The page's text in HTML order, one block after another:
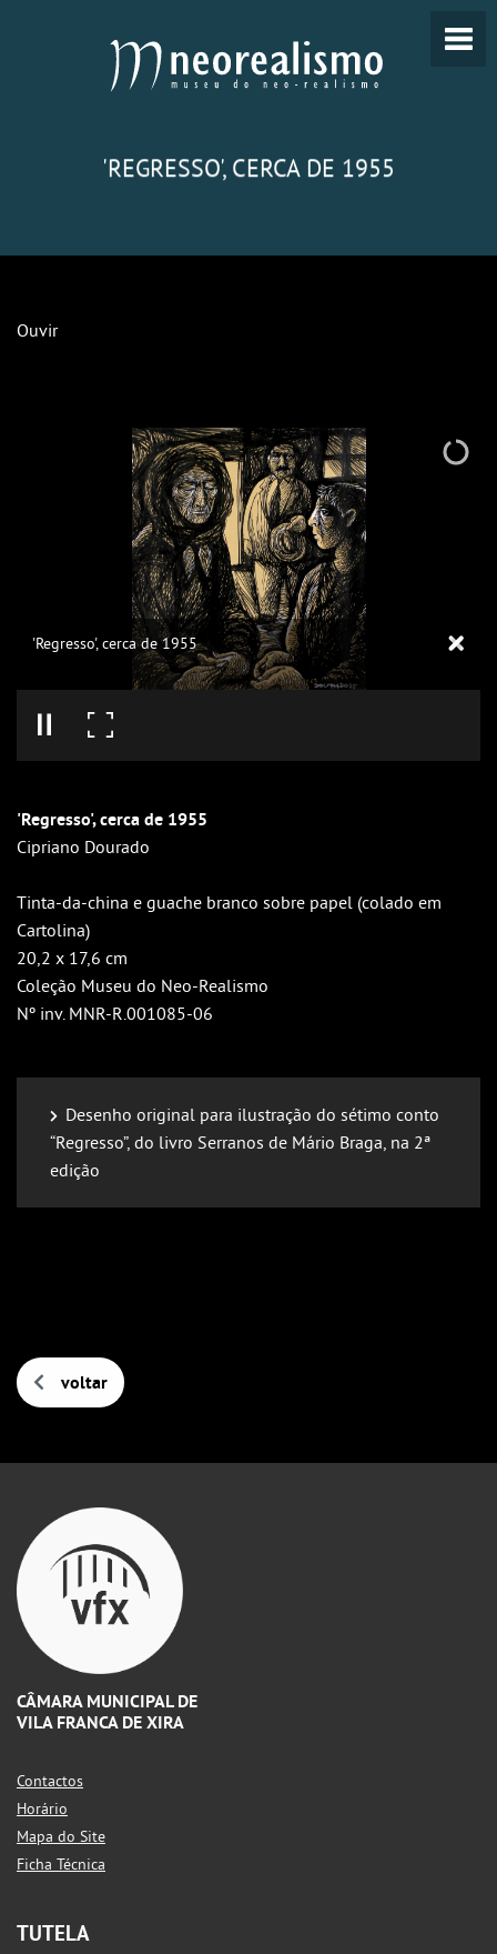
'REGRESSO', CERCA DE 1955
Ouvir
'Regresso', cerca de 1955
'Regresso', cerca de 1955
Cipriano Dourado
Tinta-da-china e guache branco sobre papel (colado em
Cartolina)
20,2 x 17,6 cm
Coleção Museu do Neo-Realismo
Nº inv. MNR-R.001085-06
Desenho original para ilustração do sétimo conto
“Regresso”, do livro Serranos de Mário Braga, na 2ª
edição
voltar
CÂMARA MUNICIPAL DE
VILA FRANCA DE XIRA
Contactos
Horário
Mapa do Site
Ficha Técnica
TUTELA